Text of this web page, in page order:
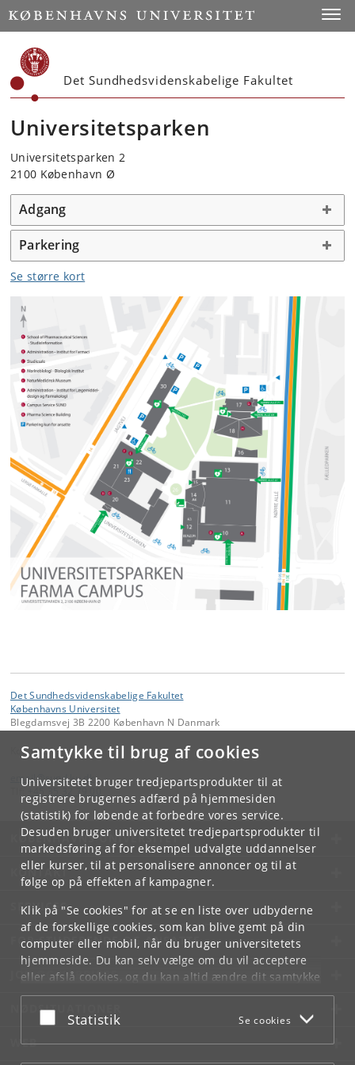
Samtykke til brug af cookies
Universitetet bruger tredjepartsprodukter til at
registrere brugernes adfærd på hjemmesiden
(statistik) for løbende at forbedre vores service.
Desuden bruger universitetet tredjepartsprodukter til
markedsføring af for eksempel udvalgte uddannelser
eller kurser, til at personalisere annoncer og til at
følge op på effekten af kampagner.
Klik på "Se cookies" for at se en liste over udbyderne
af de forskellige cookies, som kan blive gemt på din
computer eller mobil, når du bruger universitetets
hjemmeside. Du kan selv vælge om du vil acceptere
eller afslå cookies, og du kan altid ændre dit samtykke
underCookie- og privatlivspolitiksom du finder i
bunden af hver side.
Acceptér eller afslå
Statistik Se cookies
Start
Det Sundhedsvidenskabelige Fakultet
Universitetsparken
Universitetsparken 2
2100 København Ø
Adgang
Parkering
Se større kort
Det Sundhedsvidenskabelige Fakultet
Københavns Universitet
Blegdamsvej 3B 2200 København N Danmark
Kontakt:
email @sund.ku.dk
KØBENHAVNS UNIVERSITET
KONTAKT
SERVICES
FOR STUDERENDE OG ANSATTE
JOB OG KARRIERE
NØDSITUATIONER
WEB